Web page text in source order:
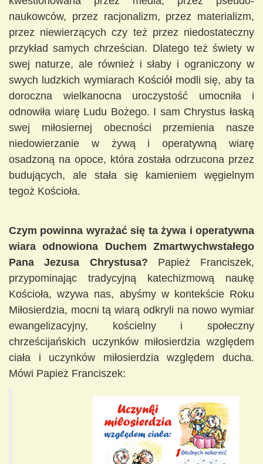
naukowców, przez racjonalizm, przez materializm,
przez niewierzących czy też przez niedostateczny
przykład samych chrześcian. Dlatego też świety w
swej naturze, ale również i słaby i ograniczony w
swych ludzkich wymiarach Kościół modli się, aby ta
doroczna wielkanocna uroczystość umocniła i
odnowiła wiarę Ludu Bożego. I sam Chrystus łaską
swej miłosiernej obecności przemienia nasze
niedowierzanie w żywą i operatywną wiarę
osadzoną na opoce, która została odrzucona przez
budujących, ale stała się kamieniem węgielnym
tegoż Kościoła.
Czym powinna wyrażać się ta żywa i operatywna
wiara odnowiona Duchem Zmartwychwstałego
Pana Jezusa Chrystusa? Papież Franciszek,
przypominając tradycyjną katechizmową naukę
Kościoła, wzywa nas, abyśmy w kontekście Roku
Miłosierdzia, mocni tą wiarą odkryli na nowo wymiar
ewangelizacyjny, kościelny i społeczny
chrześcijańskich uczynków miłosierdzia względem
ciała i uczynków miłosierdzia względem ducha.
Mówi Papież Franciszek: